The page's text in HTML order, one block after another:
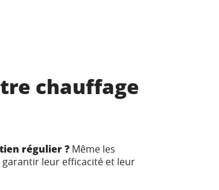
chauffage
régulier ? Même les
leur efficacité et leur